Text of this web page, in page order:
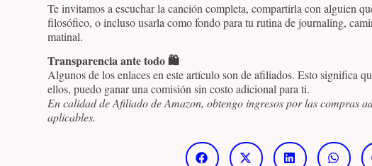
Te invitamos a escuchar la canción completa, compartirla con alguien
filosófico, o incluso usarla como fondo para tu rutina de journaling,
matinal.
Transparencia ante todo 🛍️
Algunos de los enlaces en este artículo son de afiliados. Esto significa
ellos, puedo ganar una comisión sin costo adicional para ti.
En calidad de Afiliado de Amazon, obtengo ingresos por las compras
aplicables.